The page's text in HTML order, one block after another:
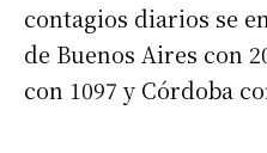
contagios diarios se
de Buenos Aires con
con 1097 y Córdoba